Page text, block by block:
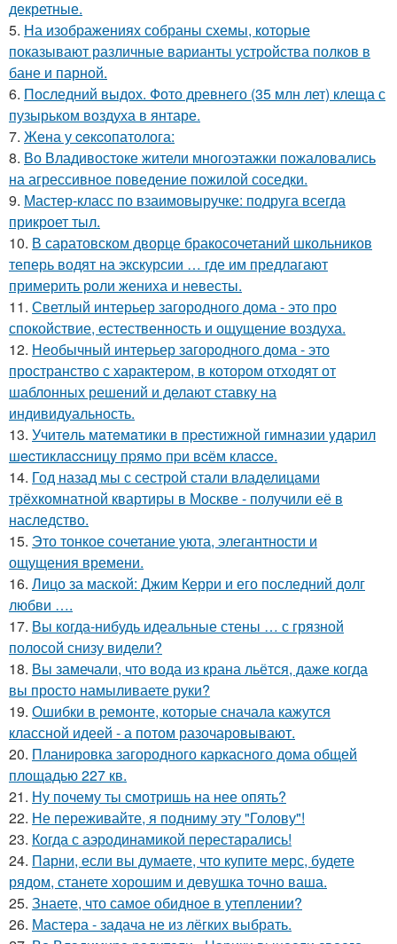
декретные.
5. На изображениях собраны схемы, которые
показывают различные варианты устройства полков в
бане и парной.
6. Последний выдох. Фото древнего (35 млн лет) клеща с
пузырьком воздуха в янтаре.
7. Жена у ceкcопатолога:
8. Во Владивостоке жители многоэтажки пожаловались
на агрессивное поведение пожилой соседки.
9. Мастер-класс по взаимовыручке: подруга всегда
прикроет тыл.
10. В саратовском дворце бракосочетаний школьников
теперь водят на экскурсии … где им предлагают
примерить роли жениха и невесты.
11. Светлый интерьер загородного дома - это про
спокойствие, естественность и ощущение воздуха.
12. Необычный интерьер загородного дома - это
пространство с характером, в котором отходят от
шаблонных решений и делают ставку на
индивидуальность.
13. Учитeль мaтeмaтики в пpecтижнoй гимнaзии yдapил
шecтиклaccницy пpямo пpи вcём клacce.
14. Год назад мы с сестрой стали владелицами
трёхкомнатной квартиры в Москве - получили её в
наследство.
15. Это тонкое сочетание уюта, элегантности и
ощущения времени.
16. Лицо за маской: Джим Керри и его последний долг
любви ….
17. Вы когда-нибудь идеальные стены … с грязной
полосой снизу видели?
18. Вы замечали, что вода из крана льётся, даже когда
вы просто намыливаете руки?
19. Ошибки в ремонте, которые сначала кажутся
классной идеей - а потом разочаровывают.
20. Планировка загородного каркасного дома общей
площадью 227 кв.
21. Ну почему ты смотришь на нее опять?
22. Не переживайте, я подниму эту "Голову"!
23. Когда с аэродинамикой перестарались!
24. Парни, если вы думаете, что купите мерс, будете
рядом, станете хорошим и девушка точно ваша.
25. Знаете, что самое обидное в утеплении?
26. Мастера - задача не из лёгких выбрать.